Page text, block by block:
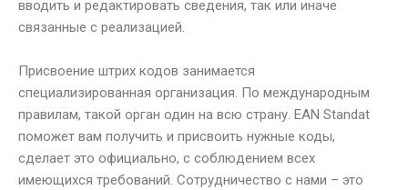
вводить и редактировать сведения, так или иначе
связанные с реализацией.
Присвоение штрих кодов занимается
специализированная организация. По международным
правилам, такой орган один на всю страну. EAN Standat
поможет вам получить и присвоить нужные коды,
сделает это официально, с соблюдением всех
имеющихся требований. Сотрудничество с нами – это